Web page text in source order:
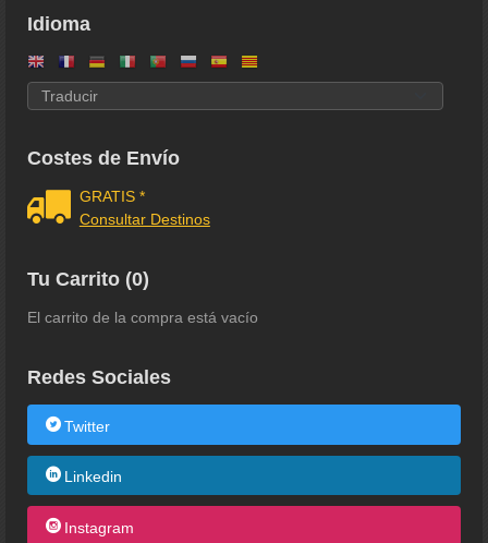
Idioma
Costes de Envío
GRATIS *
Consultar Destinos
Tu Carrito (0)
El carrito de la compra está vacío
Redes Sociales
Twitter
Linkedin
Instagram